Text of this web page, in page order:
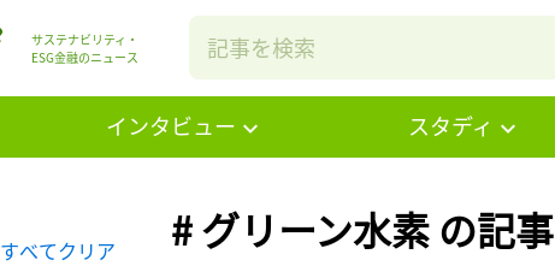
サステナビリティ・
ESG金融のニュース
インタビュー スタディ
すべてクリア # グリーン水素 の記事